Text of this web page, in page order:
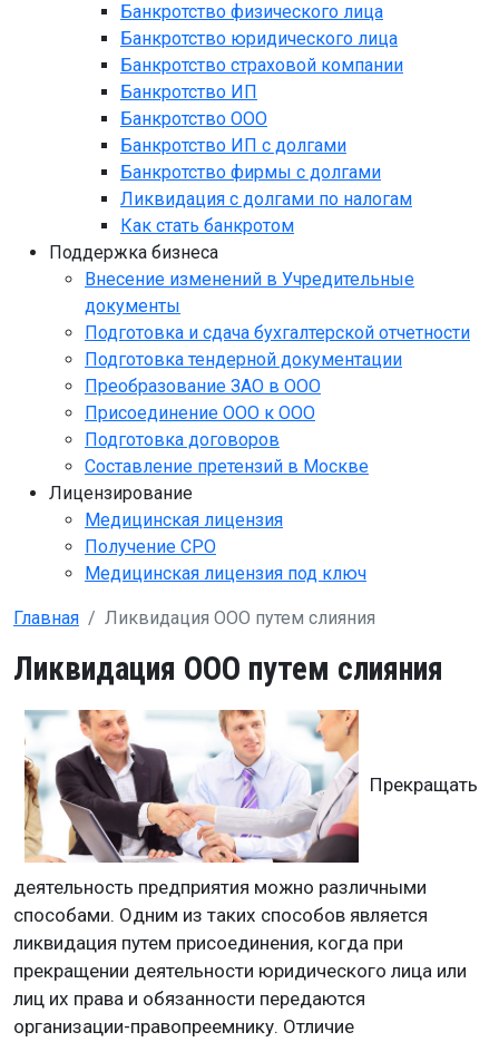
Банкротство физического лица
Банкротство юридического лица
Банкротство страховой компании
Банкротство ИП
Банкротство ООО
Банкротство ИП с долгами
Банкротство фирмы с долгами
Ликвидация с долгами по налогам
Как стать банкротом
Поддержка бизнеса
Внесение изменений в Учредительные
документы
Подготовка и сдача бухгалтерской отчетности
Подготовка тендерной документации
Преобразование ЗАО в ООО
Присоединение ООО к ООО
Подготовка договоров
Составление претензий в Москве
Лицензирование
Медицинская лицензия
Получение СРО
Медицинская лицензия под ключ
Главная Ликвидация ООО путем слияния
Ликвидация ООО путем слияния
Прекращать
деятельность предприятия можно различными
способами. Одним из таких способов является
ликвидация путем присоединения, когда при
прекращении деятельности юридического лица или
лиц их права и обязанности передаются
организации-правопреемнику. Отличие